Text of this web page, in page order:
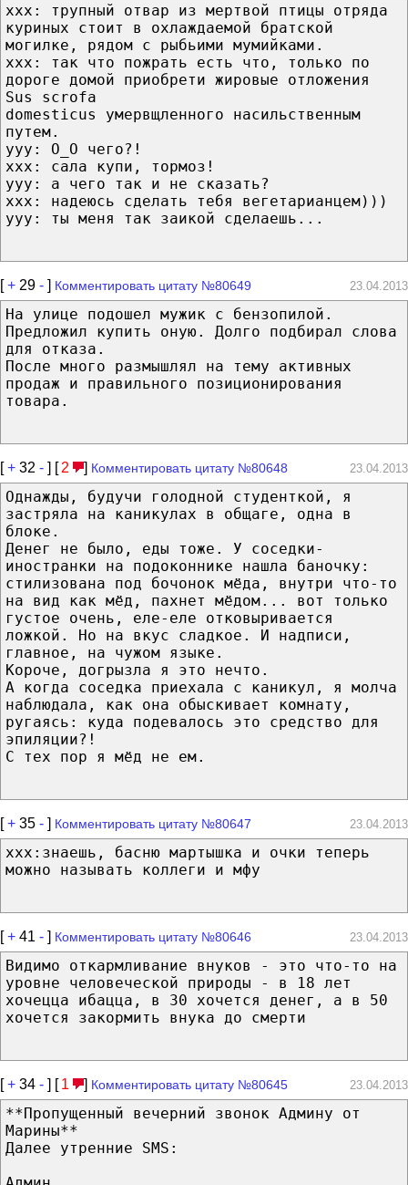
ххх: трупный отвар из мертвой птицы отряда
куриных стоит в охлаждаемой братской
могилке, рядом с рыбьими мумийками.
ххх: так что пожрать есть что, только по
дороге домой приобрети жировые отложения
Sus scrofa
domesticus умервщленного насильственным
путем.
ууу: О_О чего?!
ххх: сала купи, тормоз!
ууу: а чего так и не сказать?
ххх: надеюсь сделать тебя вегетарианцем)))
ууу: ты меня так заикой сделаешь...
[+ 29 - ] Комментировать цитату №80649 23.04.2013
На улице подошел мужик с бензопилой.
Предложил купить оную. Долго подбирал слова
для отказа.
После много размышлял на тему активных
продаж и правильного позиционирования
товара.
[+ 32 - ] [ 2 ] Комментировать цитату №80648 23.04.2013
Однажды, будучи голодной студенткой, я
застряла на каникулах в общаге, одна в
блоке.
Денег не было, еды тоже. У соседки-
иностранки на подоконнике нашла баночку:
стилизована под бочонок мёда, внутри что-то
на вид как мёд, пахнет мёдом... вот только
густое очень, еле-еле отковыривается
ложкой. Но на вкус сладкое. И надписи,
главное, на чужом языке.
Короче, догрызла я это нечто.
А когда соседка приехала с каникул, я молча
наблюдала, как она обыскивает комнату,
ругаясь: куда подевалось это средство для
эпиляции?!
С тех пор я мёд не ем.
[+ 35 - ] Комментировать цитату №80647 23.04.2013
xxx:знаешь, басню мартышка и очки теперь
можно называть коллеги и мфу
[+ 41 - ] Комментировать цитату №80646 23.04.2013
Видимо откармливание внуков - это что-то на
уровне человеческой природы - в 18 лет
хочецца ибацца, в 30 хочется денег, а в 50
хочется закормить внука до смерти
[+ 34 - ] [ 1 ] Комментировать цитату №80645 23.04.2013
**Пропущенный вечерний звонок Админу от
Марины**
Далее утренние SMS: